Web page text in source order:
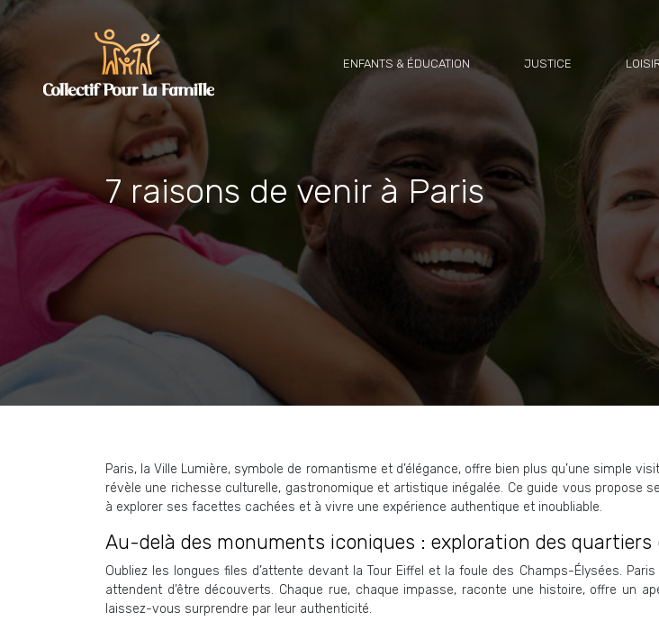
ENFANTS & ÉDUCATION JUSTICE
7 raisons de venir à Paris
Paris, la Ville Lumière, symbole de romantisme et d’élégance, offre bien plus qu’une simple
révèle une richesse culturelle, gastronomique et artistique inégalée. Ce guide vous propose
à explorer ses facettes cachées et à vivre une expérience authentique et inoubliable.
Au-delà des monuments iconiques : exploration des quartiers
Oubliez les longues files d’attente devant la Tour Eiffel et la foule des Champs-Élysées.
attendent d’être découverts. Chaque rue, chaque impasse, raconte une histoire, offre un
laissez-vous surprendre par leur authenticité.